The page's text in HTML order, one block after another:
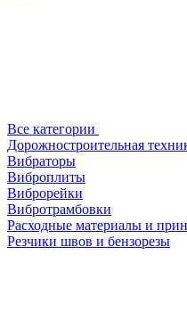
Все категории
Дорожностроительная
Вибраторы
Виброплиты
Виброрейки
Вибротрамбовки
Расходные материалы и
Резчики швов и бензорезы